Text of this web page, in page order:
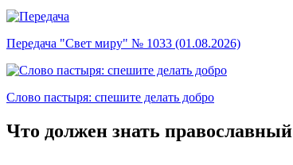
Передача "Свет миру" № 1033 (01.08.2026)
Слово пастыря: спешите делать добро
Что должен знать православный